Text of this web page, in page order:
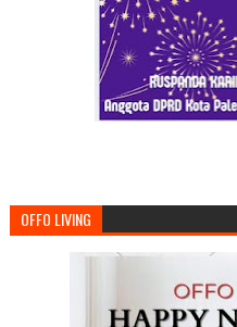
OFFO LIVING